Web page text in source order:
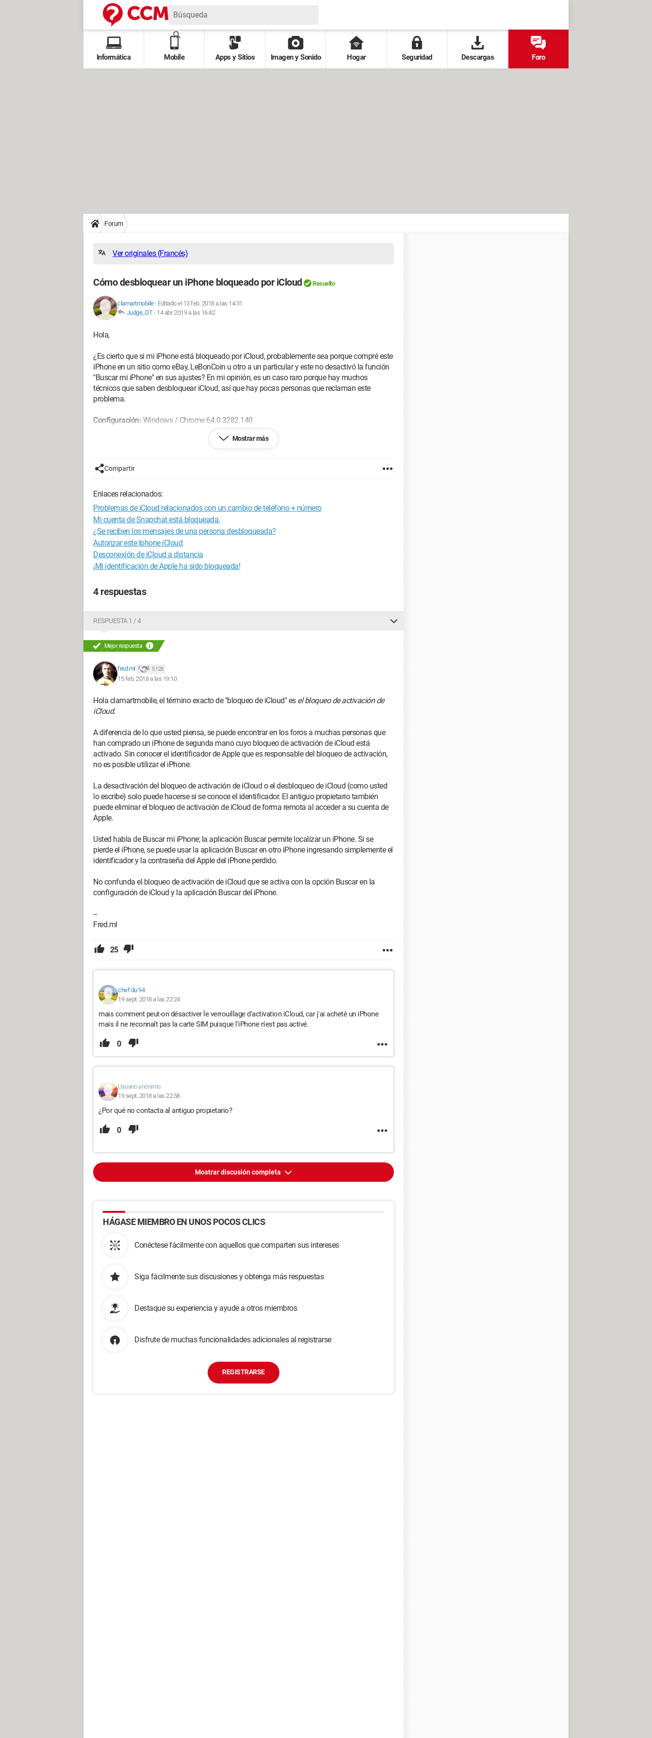
Informática Mobile Apps y Sitios Imagen y Sonido Hogar Seguridad Descargas Foro
Forum
Ver originales (Francés)
Cómo desbloquear un iPhone bloqueado por iCloud Resuelto
clamartmobile- Editado el 13 feb. 2018 a las 14:31
Judge_DT- 14 abr. 2019 a las 16:42
Hola,
¿Es cierto que si mi iPhone está bloqueado por iCloud, probablemente sea porque compré este
iPhone en un sitio como eBay, LeBonCoin u otro a un particular y este no desactivó la función
"Buscar mi iPhone" en sus ajustes? En mi opinión, es un caso raro porque hay muchos
técnicos que saben desbloquear iCloud, así que hay pocas personas que reclaman este
problema.
Configuración: Windows / Chrome 64.0.3282.140
Mostrar más
Compartir
Enlaces relacionados:
Problemas de iCloud relacionados con un cambio de teléfono + número
Mi cuenta de Snapchat está bloqueada.
¿Se reciben los mensajes de una persona desbloqueada?
Autorizar este Iphone iCloud
Desconexión de iCloud a distancia
¡Mi identificación de Apple ha sido bloqueada!
4 respuestas
RESPUESTA 1 / 4
Mejor respuesta
fred.ml 5 128
15 feb. 2018 a las 19:10
Hola clamartmobile, el término exacto de "bloqueo de iCloud" es el bloqueo de activación de
iCloud.
A diferencia de lo que usted piensa, se puede encontrar en los foros a muchas personas que
han comprado un iPhone de segunda mano cuyo bloqueo de activación de iCloud está
activado. Sin conocer el identificador de Apple que es responsable del bloqueo de activación,
no es posible utilizar el iPhone.
La desactivación del bloqueo de activación de iCloud o el desbloqueo de iCloud (como usted
lo escribe) solo puede hacerse si se conoce el identificador. El antiguo propietario también
puede eliminar el bloqueo de activación de iCloud de forma remota al acceder a su cuenta de
Apple.
Usted habla de Buscar mi iPhone; la aplicación Buscar permite localizar un iPhone. Si se
pierde el iPhone, se puede usar la aplicación Buscar en otro iPhone ingresando simplemente el
identificador y la contraseña del Apple del iPhone perdido.
No confunda el bloqueo de activación de iCloud que se activa con la opción Buscar en la
configuración de iCloud y la aplicación Buscar del iPhone.
--
Fred.ml
25
chef du 94
19 sept. 2018 a las 22:24
mais comment peut-on désactiver le verrouillage d'activation iCloud, car j'ai acheté un iPhone
mais il ne reconnaît pas la carte SIM puisque l'iPhone n'est pas activé.
0
Usuario anónimo
19 sept. 2018 a las 22:58
¿Por qué no contacta al antiguo propietario?
0
Mostrar discusión completa
HÁGASE MIEMBRO EN UNOS POCOS CLICS
Conéctese fácilmente con aquellos que comparten sus intereses
Siga fácilmente sus discusiones y obtenga más respuestas
Destaque su experiencia y ayude a otros miembros
Disfrute de muchas funcionalidades adicionales al registrarse
REGISTRARSE